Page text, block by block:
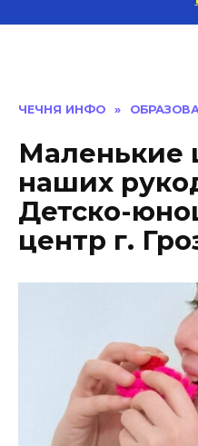
ЧЕЧНЯ ИНФО »
Маленькие
наших
Детско-
центр г.